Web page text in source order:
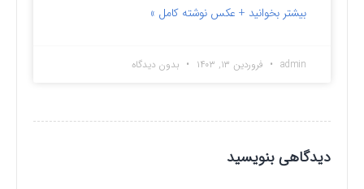
بیشتر بخوانید + عکس نوشته کامل »
admin فروردین ۱۳, ۱۴۰۳ بدون دیدگاه
دیدگاهی بنویسید